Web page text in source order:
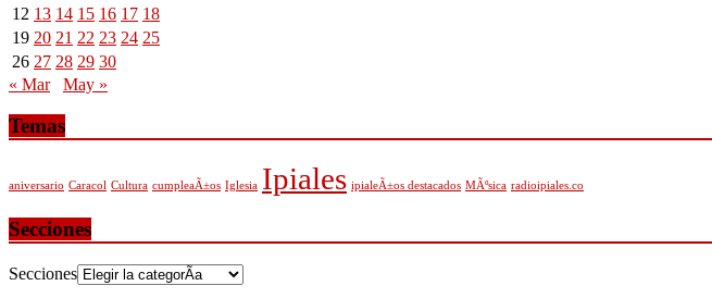
12 13 14 15 16 17 18
19 20 21 22 23 24 25
26 27 28 29 30
« Mar
May »
Temas
aniversario Caracol Cultura cumpleaÃ±os Iglesia Ipiales ipialeÃ±os destacados MÃºsica radioipiales.co
Secciones
Secciones